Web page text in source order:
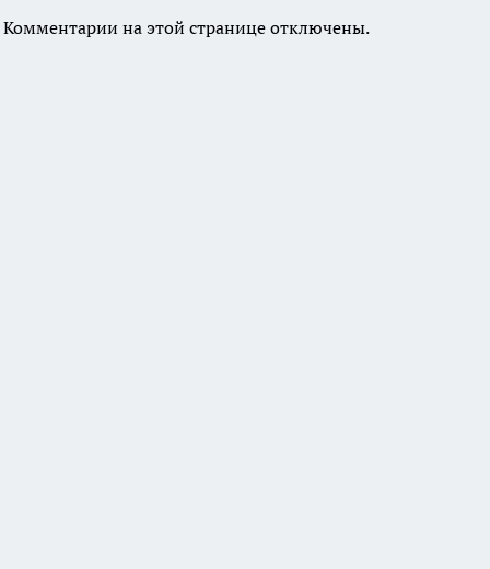
Комментарии на этой странице отключены.